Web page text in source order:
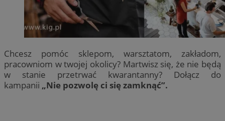
Chcesz pomóc sklepom, warsztatom, zakładom,
pracowniom w twojej okolicy? Martwisz się, że nie będą
w stanie przetrwać kwarantanny? Dołącz do
kampanii „Nie pozwolę ci się zamknąć”.